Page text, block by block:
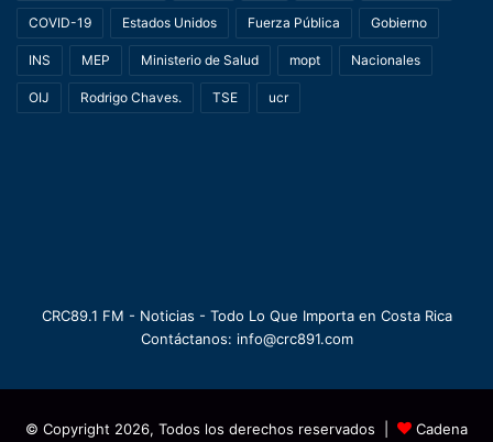
COVID-19 Estados Unidos Fuerza Pública Gobierno
INS MEP Ministerio de Salud mopt Nacionales
OIJ Rodrigo Chaves. TSE ucr
CRC89.1 FM - Noticias - Todo Lo Que Importa en Costa Rica
Contáctanos: info@crc891.com
© Copyright 2026, Todos los derechos reservados | Cadena